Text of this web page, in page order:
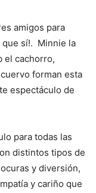
amigos para
que sí!. Minnie la
el cachorro,
forman esta
espectáculo de
para todas las
distintos tipos de
y diversión,
y cariño que